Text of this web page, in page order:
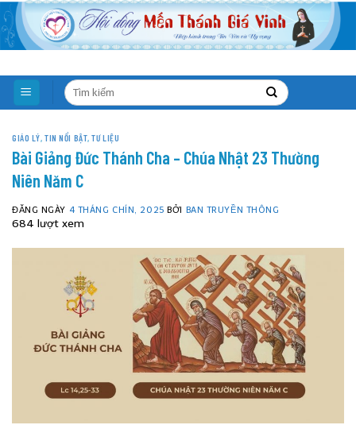
Skip
to
content
GIÁO LÝ,TIN NỔI BẬT,TƯ LIỆU
Bài Giảng Đức Thánh Cha – Chúa Nhật 23 Thường
Niên Năm C
ĐĂNG NGÀY 4 THÁNG CHÍN, 2025 BỞI BAN TRUYỀN THÔNG
684 lượt xem